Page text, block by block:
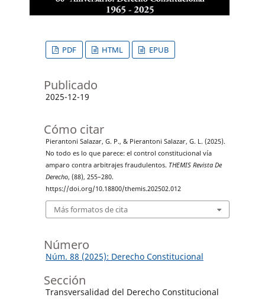
PDF HTML EPUB
Publicado
2025-12-19
Cómo citar
Pierantoni Salazar, G. P., & Pierantoni Salazar, G. L. (2025).
No todo es lo que parece: el control constitucional vía
amparo contra arbitrajes fraudulentos. THEMIS Revista De
Derecho, (88), 255–280.
https://doi.org/10.18800/themis.202502.012
Más formatos de cita
Número
Núm. 88 (2025): Derecho Constitucional
Sección
Transversalidad del Derecho Constitucional